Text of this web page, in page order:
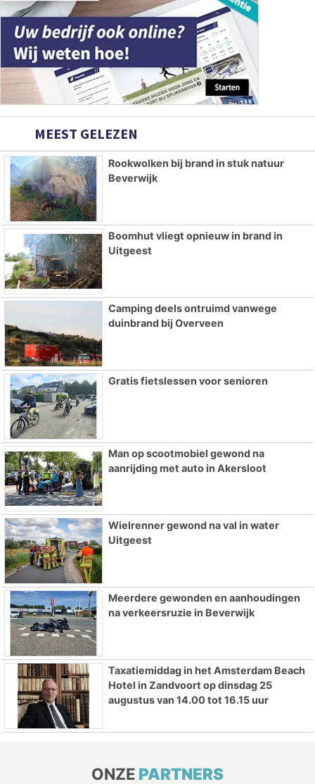
MEEST GELEZEN
Rookwolken bij brand in stuk natuur
Beverwijk
Boomhut vliegt opnieuw in brand in
Uitgeest
Camping deels ontruimd vanwege
duinbrand bij Overveen
Gratis fietslessen voor senioren
Man op scootmobiel gewond na
aanrijding met auto in Akersloot
Wielrenner gewond na val in water
Uitgeest
Meerdere gewonden en aanhoudingen
na verkeersruzie in Beverwijk
Taxatiemiddag in het Amsterdam Beach
Hotel in Zandvoort op dinsdag 25
augustus van 14.00 tot 16.15 uur
ONZE PARTNERS